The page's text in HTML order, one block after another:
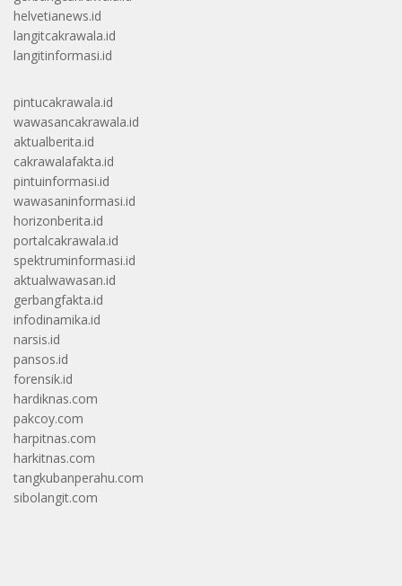
helvetianews.id
langitcakrawala.id
langitinformasi.id
pintucakrawala.id
wawasancakrawala.id
aktualberita.id
cakrawalafakta.id
pintuinformasi.id
wawasaninformasi.id
horizonberita.id
portalcakrawala.id
spektruminformasi.id
aktualwawasan.id
gerbangfakta.id
infodinamika.id
narsis.id
pansos.id
forensik.id
hardiknas.com
pakcoy.com
harpitnas.com
harkitnas.com
tangkubanperahu.com
sibolangit.com